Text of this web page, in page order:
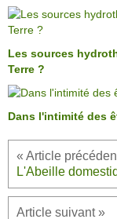
Les sources
Terre ?
Dans l'intimité des